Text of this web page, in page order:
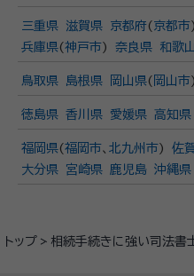
トップ 相続手続きに強い司法書
三重県 滋賀県 京都府( 京都市)
兵庫県(神戸市) 奈良県 和歌
鳥取県 島根県 岡山県( 岡山市)
徳島県 香川県 愛媛県 高知県
福岡県(福岡市、 北九州市) 佐
大分県
宮崎県 鹿児島 沖縄県